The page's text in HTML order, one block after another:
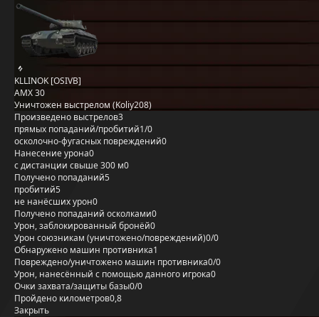
KLLINOK [OSIVB]
AMX 30
Уничтожен выстрелом (Koliy208)
Произведено выстрелов3
прямых попаданий/пробитий1/0
осколочно-фугасных повреждений0
Нанесение урона0
с дистанции свыше 300 м0
Получено попаданий5
пробитий5
не нанёсших урон0
Получено попаданий осколками0
Урон, заблокированный бронёй0
Урон союзникам (уничтожено/повреждений)0/0
Обнаружено машин противника1
Повреждено/уничтожено машин противника0/0
Урон, нанесённый с помощью данного игрока0
Очки захвата/защиты базы0/0
Пройдено километров0,8
Закрыть